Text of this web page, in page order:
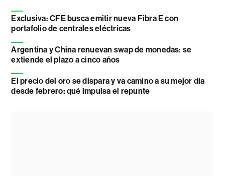
Exclusiva: CFE busca emitir nueva Fibra E con
portafolio de centrales eléctricas
Argentina y China renuevan swap de monedas: se
extiende el plazo a cinco años
El precio del oro se dispara y va camino a su mejor día
desde febrero: qué impulsa el repunte